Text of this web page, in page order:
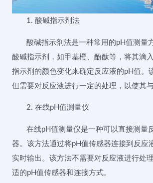
1. 酸碱指示剂法
酸碱指示剂法是一种常用的pH值测量
酸碱指示剂，如甲基橙、酚酞等，将其滴
指示剂的颜色变化来确定反应液的pH值。
但需要对反应液进行一定的处理，以使其
2. 在线pH值测量仪
在线pH值测量仪是一种可以直接测量
器。该方法通过将pH值传感器连接到反应
实时输出。该方法不需要对反应液进行处
适的pH值传感器和连接方式。